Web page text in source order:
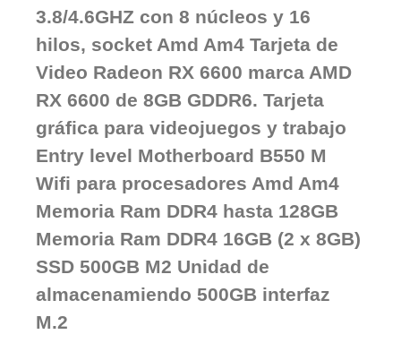
3.8/4.6GHZ con 8 núcleos y 16
hilos, socket Amd Am4 Tarjeta de
Video Radeon RX 6600 marca AMD
RX 6600 de 8GB GDDR6. Tarjeta
gráfica para videojuegos y trabajo
Entry level Motherboard B550 M
Wifi para procesadores Amd Am4
Memoria Ram DDR4 hasta 128GB
Memoria Ram DDR4 16GB (2 x 8GB)
SSD 500GB M2 Unidad de
almacenamiendo 500GB interfaz
M.2